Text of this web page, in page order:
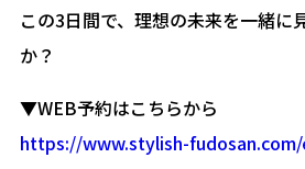
この3日間で、理想の未来を一緒に
か？
▼WEB予約はこちらから
https://www.stylish-